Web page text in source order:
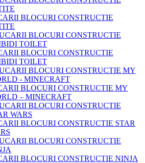
BLOCURI CONSTRUCTIE
BLOCURI CONSTRUCTIE
TOILET
BLOCURI CONSTRUCTIE MY
– MINECRAFT
BLOCURI CONSTRUCTIE STAR
BLOCURI CONSTRUCTIE NINJA